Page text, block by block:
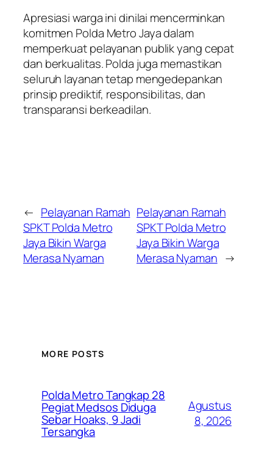
Apresiasi warga ini dinilai mencerminkan
komitmen Polda Metro Jaya dalam
memperkuat pelayanan publik yang cepat
dan berkualitas. Polda juga memastikan
seluruh layanan tetap mengedepankan
prinsip prediktif, responsibilitas, dan
transparansi berkeadilan.
← Pelayanan Ramah
SPKT Polda Metro
Jaya Bikin Warga
Merasa Nyaman
Pelayanan Ramah
SPKT Polda Metro
Jaya Bikin Warga
Merasa Nyaman →
MORE POSTS
Polda Metro Tangkap 28
Pegiat Medsos Diduga
Sebar Hoaks, 9 Jadi
Tersangka
Agustus
8, 2026